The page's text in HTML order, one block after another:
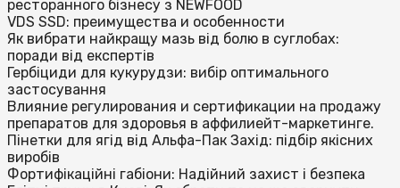
ресторанного бізнесу з NEWFOOD
VDS SSD: преимущества и особенности
Як вибрати найкращу мазь від болю в суглобах:
поради від експертів
Гербіциди для кукурудзи: вибір оптимального
застосування
Влияние регулирования и сертификации на продажу
препаратов для здоровья в аффилиейт-маркетинге.
Пінетки для ягід від Альфа-Пак Захід: підбір якісних
виробів
Фортифікаційні габіони: Надійний захист і безпека